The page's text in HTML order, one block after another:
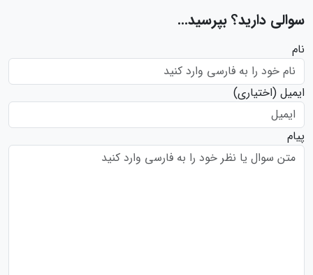
سوالی دارید؟ بپرسید...
نام
ایمیل (اختیاری)
پیام